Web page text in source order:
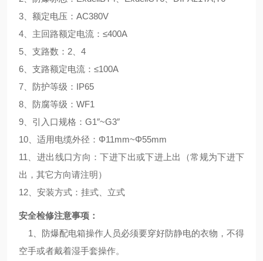
3、额定电压：AC380V
4、主回路额定电流：≤400A
5、支路数：2、4
6、支路额定电流：≤100A
7、防护等级：IP65
8、防腐等级：WF1
9、引入口规格：G1″~G3″
10、适用电缆外径：Φ11mm~Φ55mm
11、进出线口方向：下进下出或下进上出（常规为下进下
出，其它方向请注明）
12、安装方式：挂式、立式
安全检修注意事项：
1、防爆配电箱操作人员必须要穿好防静电的衣物，不得
空手或者戴着湿手套操作。